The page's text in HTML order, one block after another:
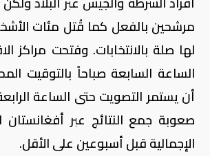
مرشحين بالفعل كما قُتل مئات
لها صلة بالانتخابات. وفتحت مراكز
الساعة السابعة صباحاً بالتوقيت
أن يستمر التصويت حتى الساعة
صعوبة جمع النتائج عبر أفغانستان
الإجمالية قبل أسبوعين على الأقل.